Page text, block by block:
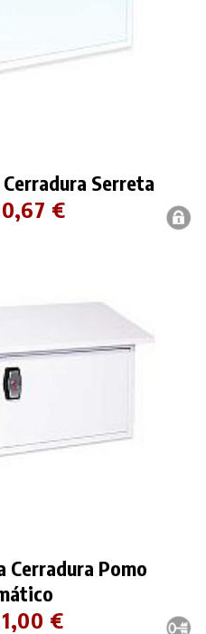
Serreta
€
Cerradura Pomo
€